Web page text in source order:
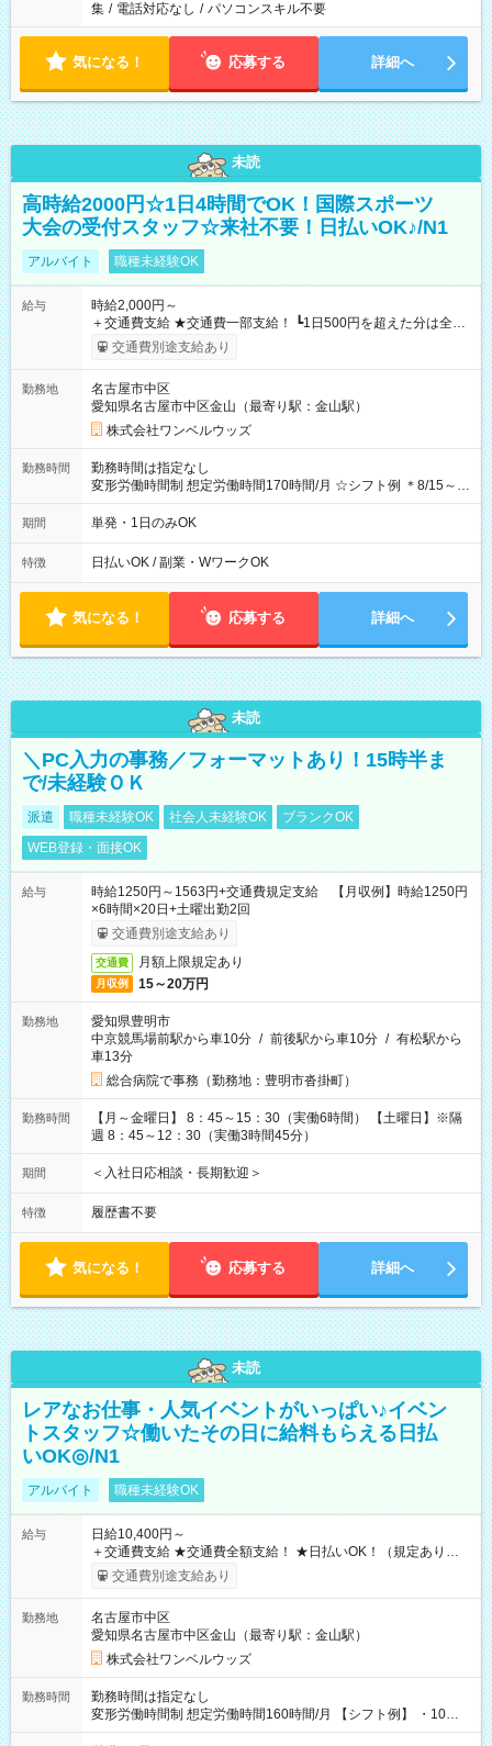
集 / 電話対応なし / パソコンスキル不要
気になる！ 応募する 詳細へ
未読
高時給2000円☆1日4時間でOK！国際スポーツ
大会の受付スタッフ☆来社不要！日払いOK♪/N1
アルバイト 職種未経験OK
給与
時給2,000円～
＋交通費支給 ★交通費一部支給！ ┗1日500円を超えた分は全額
支給！ ※往復500円以内の方は自己負担となります ★日払い
OK！（規定あり） ┗働いたその日に現金GET♪ お仕事後はコン
期間なし
交通費別途支給あり
勤務地
名古屋市中区
愛知県名古屋市中区金山（最寄り駅：金山駅）
株式会社ワンベルウッズ
勤務時間
勤務時間は指定なし
変形労働時間制 想定労働時間170時間/月 ☆シフト例 ＊8/15～
10/26 全日共通 08：00～12：00 17：00～21：00 ＊8/31
～9/19のみ下記シフトもあります！ 12：00～16：00 ＊9/6～
00
期間 単発・1日のみOK
特徴 日払いOK / 副業・WワークOK
気になる！ 応募する 詳細へ
未読
＼PC入力の事務／フォーマットあり！15時半ま
で/未経験ＯＫ
派遣 職種未経験OK 社会人未経験OK
ブランクOK
WEB登録・面接OK
給与
時給1250円～1563円+交通費規定支給 【月収例】時給1250円
×6時間×20日+土曜出勤2回
交通費別途支給あり
交通費 月額上限規定あり
月収例 15～20万円
勤務地
愛知県豊明市
中京競馬場前駅から車10分 / 前後駅から車10分 / 有松駅から
車13分
総合病院で事務（勤務地：豊明市沓掛町）
勤務時間
【月～金曜日】 8：45～15：30（実働6時間） 【土曜日】※隔
週 8：45～12：30（実働3時間45分）
期間 ＜入社日応相談・長期歓迎＞
特徴 履歴書不要
気になる！ 応募する 詳細へ
未読
レアなお仕事・人気イベントがいっぱい♪イベン
トスタッフ☆働いたその日に給料もらえる日払
いOK◎/N1
アルバイト 職種未経験OK
給与
日給10,400円～
＋交通費支給 ★交通費全額支給！ ★日払いOK！（規定あり） ┗
働いたその日に現金GET♪ お仕事後はコンビニATMから 日払
交通費別途支給あり
勤務地
名古屋市中区
愛知県名古屋市中区金山（最寄り駅：金山駅）
株式会社ワンベルウッズ
勤務時間
勤務時間は指定なし
変形労働時間制 想定労働時間160時間/月 【シフト例】 ・10：
00～20：00